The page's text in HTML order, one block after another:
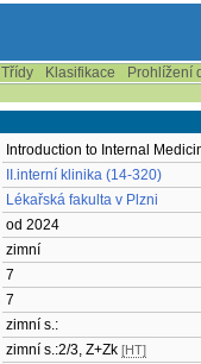
Třídy Klasifikace
Prohlížení
Introduction to Internal
II.interní klinika (14-320)
Lékařská fakulta v Plzni
od 2024
zimní
7
7
zimní s.:
zimní s.:2/3, Z+Zk [HT]